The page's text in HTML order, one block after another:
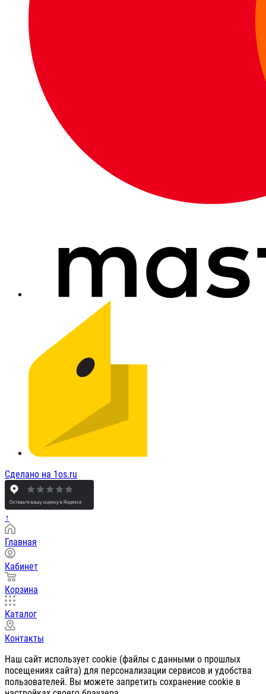
Сделано на 1os.ru
↑
Главная
Кабинет
Корзина
Каталог
Контакты
Наш сайт использует cookie (файлы с данными о прошлых
посещениях сайта) для персонализации сервисов и удобства
пользователей. Вы можете запретить сохранение cookie в